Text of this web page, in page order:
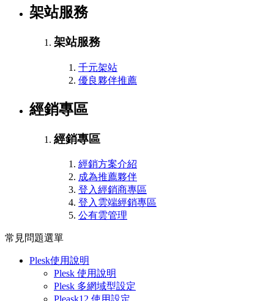
架站服務
架站服務
千元架站
優良夥伴推薦
經銷專區
經銷專區
經銷方案介紹
成為推薦夥伴
登入經銷商專區
登入雲端經銷專區
公有雲管理
常見問題選單
Plesk使用說明
Plesk 使用說明
Plesk 多網域型設定